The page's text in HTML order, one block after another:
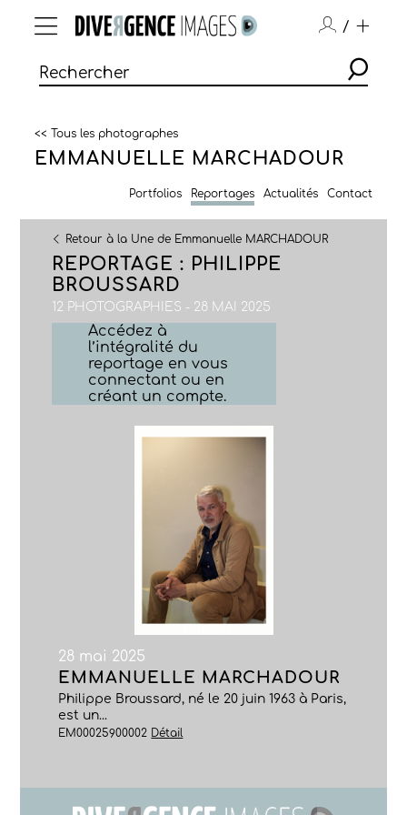
/
<< Tous les photographes
EMMANUELLE MARCHADOUR
Portfolios Reportages Actualités Contact
Retour à la Une de Emmanuelle MARCHADOUR
REPORTAGE : PHILIPPE
BROUSSARD
12 PHOTOGRAPHIES - 28 MAI 2025
Accédez à
l’intégralité du
reportage en vous
connectant ou en
créant un compte.
28 mai 2025
EMMANUELLE MARCHADOUR
Philippe Broussard, né le 20 juin 1963 à Paris,
est un...
EM00025900002 Détail